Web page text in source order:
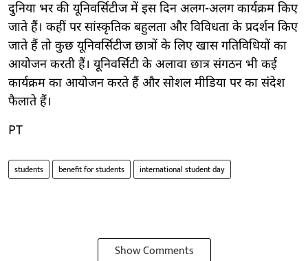
दुनिया भर की यूनिवर्सिटीज में इस दिन अलग-अलग कार्यक्रम किए
जाते हैं। कहीं पर सांस्कृतिक बहुलता और विविधता के प्रदर्शन किए
जाते हैं तो कुछ यूनिवर्सिटीज छात्रों के लिए खास गतिविधियों का
आयोजन करती हैं। यूनिवर्सिटी के अलावा छात्र संगठन भी कई
कार्यक्रम का आयोजन करते हैं और सोशल मीडिया पर का संदेश
फैलाते हैं।
PT
students benefit for students international student day
Show Comments